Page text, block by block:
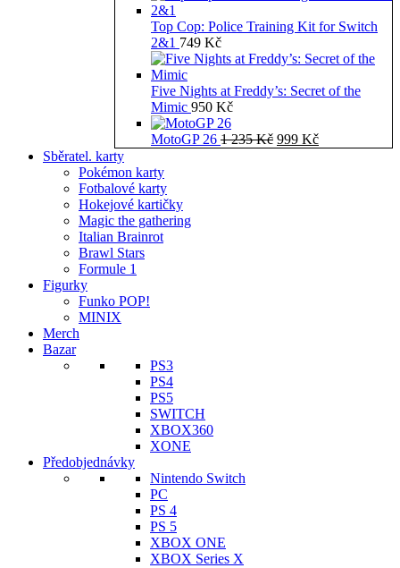
Top Cop: Police Training Kit for Switch
2&1 749 Kč
Five Nights at Freddy’s: Secret of the
Mimic 950 Kč
MotoGP 26 1 235Kč Původní
999 KčAktuální
Sběratel. karty
Pokémon karty
Fotbalové karty
Hokejové kartičky
Magic the gathering
Italian Brainrot
Brawl Stars
Formule 1
Figurky
Funko POP!
MINIX
Merch
Bazar
PS3
PS4
PS5
SWITCH
XBOX360
XONE
Předobjednávky
Nintendo Switch
PC
PS 4
PS 5
XBOX ONE
XBOX Series X